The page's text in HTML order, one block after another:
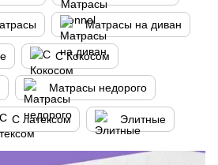
Матрасы на диван
С Кокосом
Матрасы недорого
С латексом Элитные